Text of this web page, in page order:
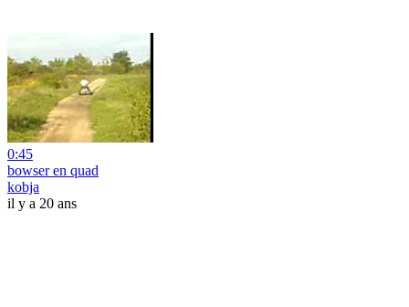
0:45
bowser en quad
kobja
il y a 20 ans